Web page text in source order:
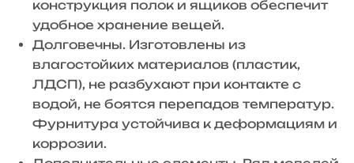
конструкция полок и ящиков обеспечит
удобное хранение вещей.
Долговечны. Изготовлены из
влагостойких материалов (пластик,
ЛДСП), не разбухают при контакте с
водой, не боятся перепадов температур.
Фурнитура устойчива к деформациям и
коррозии.